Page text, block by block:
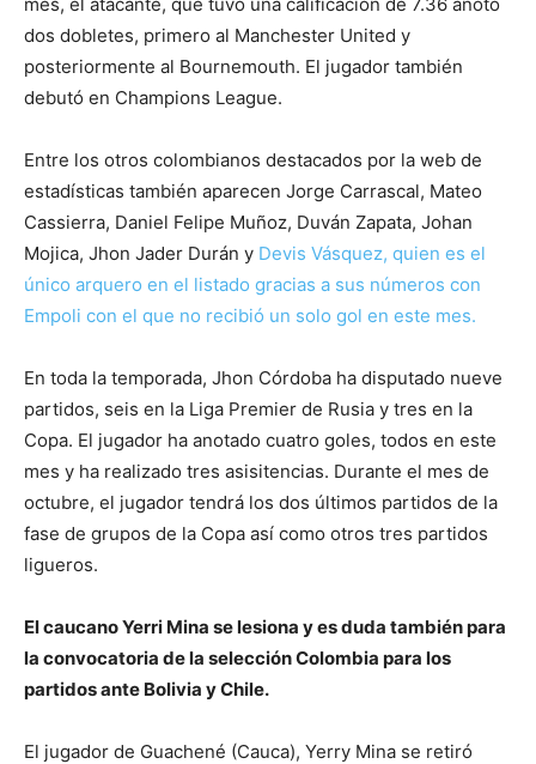
dos dobletes, primero al Manchester United y
posteriormente al Bournemouth. El jugador también
debutó en Champions League.
Entre los otros colombianos destacados por la web de
estadísticas también aparecen Jorge Carrascal, Mateo
Cassierra, Daniel Felipe Muñoz, Duván Zapata, Johan
Mojica, Jhon Jader Durán y Devis Vásquez, quien es el
único arquero en el listado gracias a sus números con
Empoli con el que no recibió un solo gol en este mes.
En toda la temporada, Jhon Córdoba ha disputado nueve
partidos, seis en la Liga Premier de Rusia y tres en la
Copa. El jugador ha anotado cuatro goles, todos en este
mes y ha realizado tres asisitencias. Durante el mes de
octubre, el jugador tendrá los dos últimos partidos de la
fase de grupos de la Copa así como otros tres partidos
ligueros.
El caucano Yerri Mina se lesiona y es duda también para
la convocatoria de la selección Colombia para los
partidos ante Bolivia y Chile.
El jugador de Guachené (Cauca), Yerry Mina se retiró